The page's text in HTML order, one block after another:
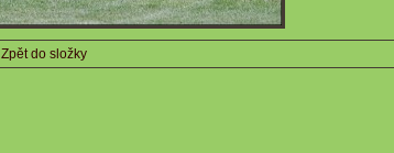
Zpět do složky